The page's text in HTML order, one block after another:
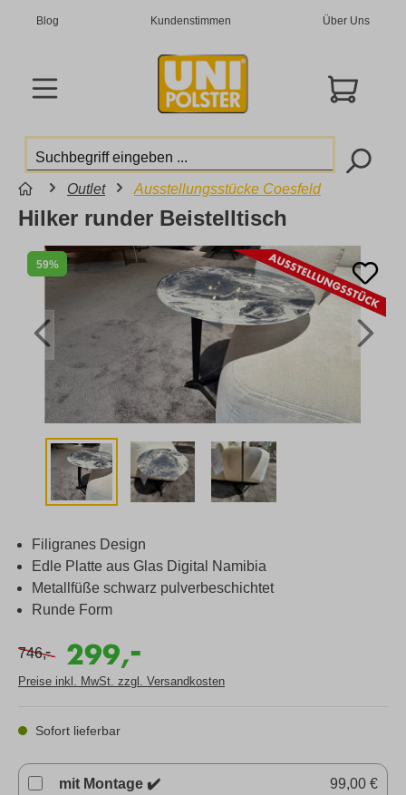
Blog Kundenstimmen Über Uns
Outlet Ausstellungsstücke Coesfeld
59%
Hilker runder Beistelltisch
Filigranes Design
Edle Platte aus Glas Digital Namibia
Metallfüße schwarz pulverbeschichtet
Runde Form
746,- 299,
-
Preise inkl. MwSt. zzgl. Versandkosten
Sofort lieferbar
mit Montage ✔️ 99,00 €